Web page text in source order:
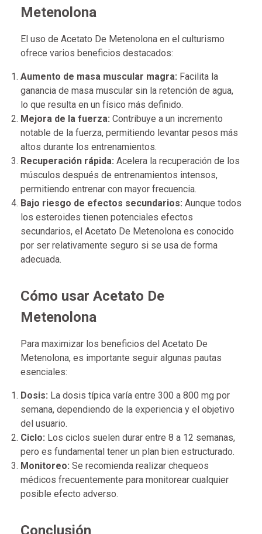
Metenolona
El uso de Acetato De Metenolona en el culturismo
ofrece varios beneficios destacados:
Aumento de masa muscular magra: Facilita la
ganancia de masa muscular sin la retención de agua,
lo que resulta en un físico más definido.
Mejora de la fuerza: Contribuye a un incremento
notable de la fuerza, permitiendo levantar pesos más
altos durante los entrenamientos.
Recuperación rápida: Acelera la recuperación de los
músculos después de entrenamientos intensos,
permitiendo entrenar con mayor frecuencia.
Bajo riesgo de efectos secundarios: Aunque todos
los esteroides tienen potenciales efectos
secundarios, el Acetato De Metenolona es conocido
por ser relativamente seguro si se usa de forma
adecuada.
Cómo usar Acetato De
Metenolona
Para maximizar los beneficios del Acetato De
Metenolona, es importante seguir algunas pautas
esenciales:
Dosis: La dosis típica varía entre 300 a 800 mg por
semana, dependiendo de la experiencia y el objetivo
del usuario.
Ciclo: Los ciclos suelen durar entre 8 a 12 semanas,
pero es fundamental tener un plan bien estructurado.
Monitoreo: Se recomienda realizar chequeos
médicos frecuentemente para monitorear cualquier
posible efecto adverso.
Conclusión